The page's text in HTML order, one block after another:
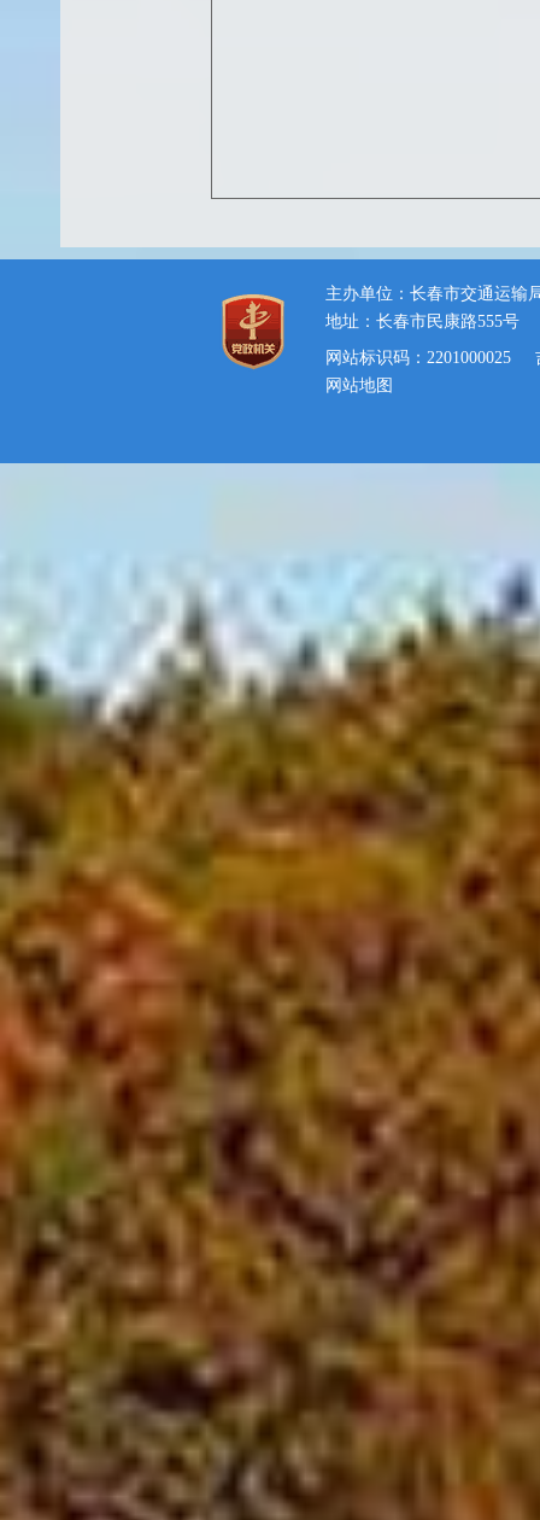
主办单位：长春市交通运输
地址：长春市民康路555号
网站标识码：2201000025
网站地图